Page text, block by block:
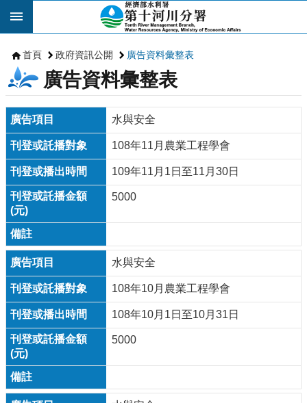
跳到主要內容區塊
首頁 政府資訊公開 廣告資料彙整表
廣告資料彙整表
水與安全
108年11月農業工程學會
109年11月1日至11月30日
5000
水與安全
108年10月農業工程學會
108年10月1日至10月31日
5000